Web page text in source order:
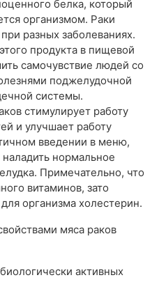
белка, который
организмом. Раки
разных заболеваниях.
продукта в пищевой
самочувствие людей со
поджелудочной
системы.
стимулирует работу
и улучшает работу
введении в меню,
нормальное
Примечательно, что
витаминов, зато
организма холестерин.
мяса раков
активных